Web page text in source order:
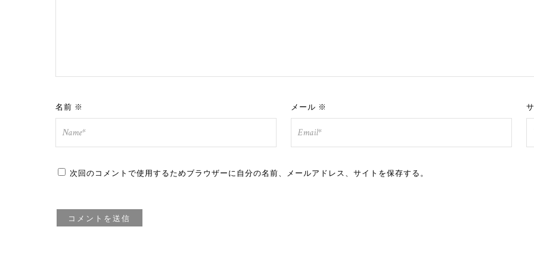
名前 ※ メール ※
次回のコメントで使用するためブラウザーに自分の名前、メールアドレス、サイトを保存する。